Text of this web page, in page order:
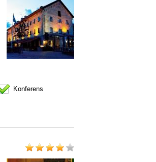
Konferens